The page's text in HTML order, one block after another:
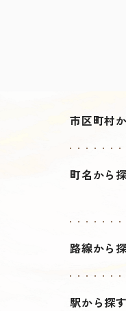
市区町村
町名から
路線から
駅から探す